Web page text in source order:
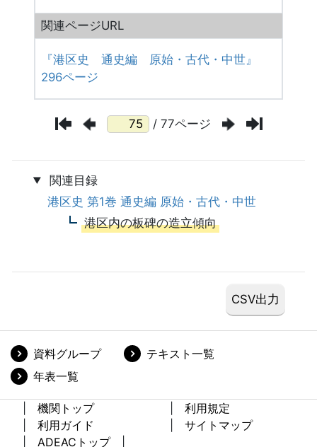
関連ページURL
『港区史 通史編 原始・古代・中世』
296ページ
/ 77ページ
関連目録
港区史 第1巻 通史編 原始・古代・中世
港区内の板碑の造立傾向
資料グループ
テキスト一覧
年表一覧
機関トップ
利用規定
利用ガイド
サイトマップ
ADEACトップ